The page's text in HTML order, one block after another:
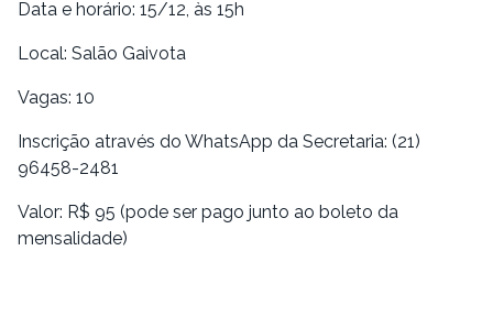
Data e horário: 15/12, às 15h
Local: Salão Gaivota
Vagas: 10
Inscrição através do WhatsApp da Secretaria: (21)
96458-2481
Valor: R$ 95 (pode ser pago junto ao boleto da
mensalidade)